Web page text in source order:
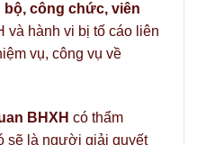
bộ, công chức, viên
và hành vi bị tố cáo liên
vụ, công vụ về
BHXH có thẩm
sẽ là người giải quyết